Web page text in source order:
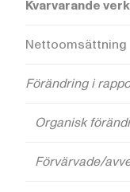
Kvarvarande
Nettoomsättning
Förändring i
Organisk
Förvärvade/